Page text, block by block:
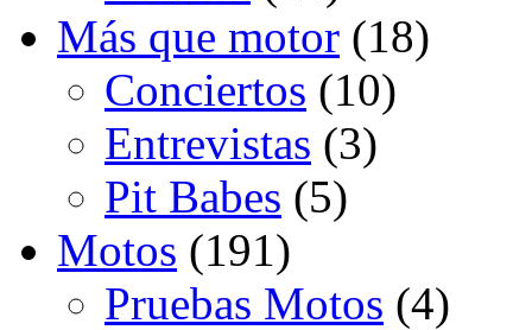
Más que motor (18)
Conciertos (10)
Entrevistas (3)
Pit Babes (5)
Motos (191)
Pruebas Motos (4)